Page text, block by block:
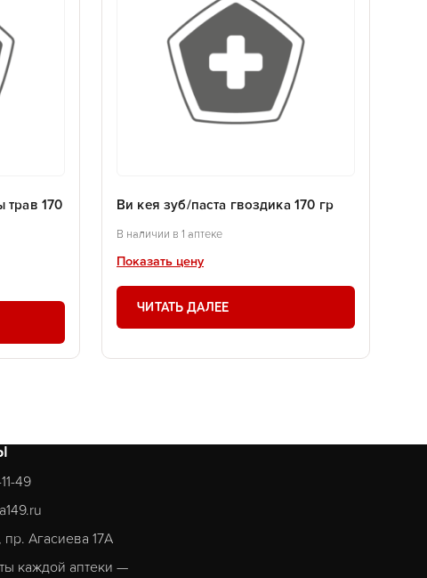
трав 170
Ви кея зуб/паста гвоздика 170 гр
В наличии в 1 аптеке
Показать цену
ЧИТАТЬ ДАЛЕЕ
49
пр. Агасиева 17А
каждой аптеки —